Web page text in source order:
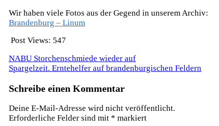
Wir haben viele Fotos aus der Gegend in unserem Archiv:
Brandenburg – Linum
Post Views: 547
Beitragsnavigation
NABU Storchenschmiede wieder auf
Spargelzeit. Erntehelfer auf brandenburgischen Feldern
Schreibe einen Kommentar
Deine E-Mail-Adresse wird nicht veröffentlicht.
Erforderliche Felder sind mit * markiert